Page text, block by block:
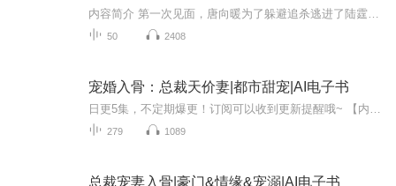
50 2408
宠婚入骨：总裁天价妻|都市甜宠|AI电子书
279 1089
总裁宠妻入骨|豪门&情缘&宠溺|AI电子书